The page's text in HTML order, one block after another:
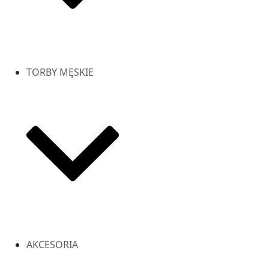
TORBY MĘSKIE
AKCESORIA